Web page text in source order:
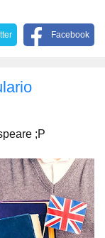
Facebook
;P